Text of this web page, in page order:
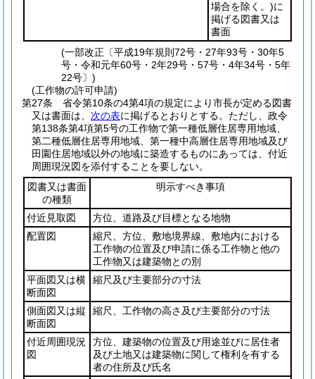
場合を除く。)に
掲げる図書又は
書面
(一部改正〔平成19年規則72号・27年93号・30年5
号・令和元年60号・2年29号・57号・4年34号・5年
22号〕)
(工作物の許可申請)
第27条
省令第10条の4第4項の規定により市長が定める図書
又は書面は、 次の表に掲げるとおりとする。 ただし、政令
第138条第4項第5号の工作物で第一種低層住居専用地域、
第二種低層住居専用地域、第一種中高層住居専用地域及び
田園住居地域以外の地域に築造するものにあっては、付近
周囲現況図を添付することを要しない。
図書又は書面
の種類
明示すべき事項
付近見取図
方位、道路及び目標となる地物
配置図
縮尺、方位、敷地境界線、敷地内における
工作物の位置及び申請に係る工作物と他の
工作物又は建築物との別
平面図又は横
断面図
縮尺及び主要部分の寸法
側面図又は縦
断面図
縮尺、工作物の高さ及び主要部分の寸法
付近周囲現況
図
方位、建築物の位置及び用途並びに居住者
及び土地又は建築物に関して権利を有する
者の住所及び氏名